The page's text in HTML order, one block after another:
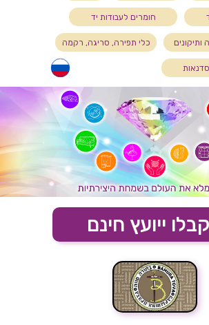
ותיקונים כלי תפירה, סריגה, רקמה
חומרים לעבודות יד
ייועץ חינם